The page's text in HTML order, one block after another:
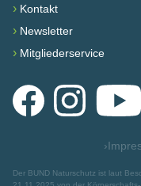
› Kontakt
› Newsletter
› Mitgliederservice
FacebookInstagramYouTube
›
Der BUND Naturschutz ist laut